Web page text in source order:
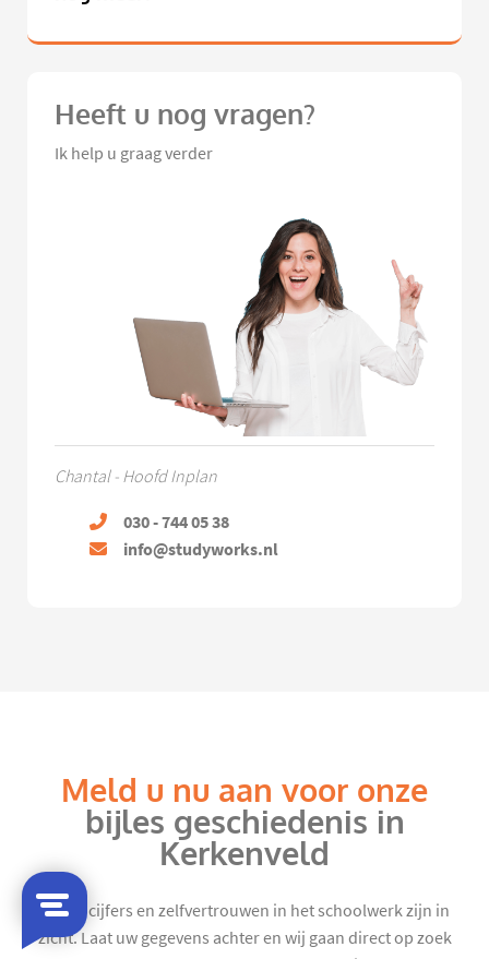
Heeft u nog vragen?
Ik help u graag verder
Chantal - Hoofd Inplan
030 - 744 05 38
info@studyworks.nl
Meld u nu aan voor onze
bijles geschiedenis in
Kerkenveld
Mooie cijfers en zelfvertrouwen in het schoolwerk zijn in
zicht. Laat uw gegevens achter en wij gaan direct op zoek